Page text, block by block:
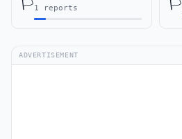
🏳️1 reports 🏳️
ADVERTISEMENT